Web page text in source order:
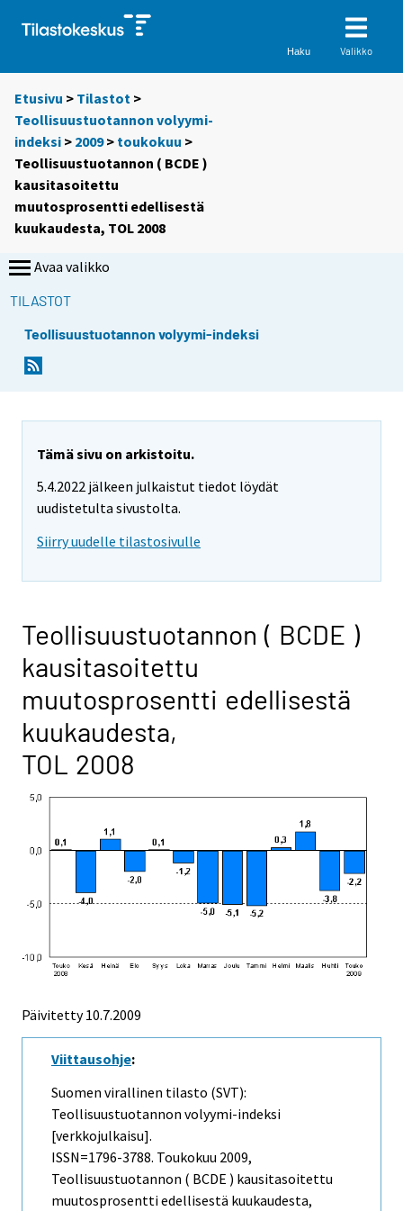
Haku Valikko
Etusivu > Tilastot >
Teollisuustuotannon volyymi-
indeksi > 2009> toukokuu >
Teollisuustuotannon ( BCDE )
kausitasoitettu
muutosprosentti edellisestä
kuukaudesta, TOL 2008
Avaa valikko
TILASTOT
Teollisuustuotannon volyymi-indeksi
Tämä sivu on arkistoitu.
5.4.2022 jälkeen julkaistut tiedot löydät
uudistetulta sivustolta.
Siirry uudelle tilastosivulle
Teollisuustuotannon ( BCDE )
kausitasoitettu
muutosprosentti edellisestä
kuukaudesta,
TOL 2008
Päivitetty10.7.2009
Viittausohje:
Suomen virallinen tilasto (SVT):
Teollisuustuotannon volyymi-indeksi
[verkkojulkaisu].
ISSN=1796-3788. Toukokuu 2009,
Teollisuustuotannon ( BCDE ) kausitasoitettu
muutosprosentti edellisestä kuukaudesta,